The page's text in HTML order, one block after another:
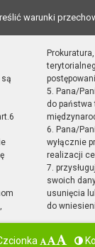
warunki
są
5. Pana/
do
6. Pana/
wyłącznie
realizacji
7.
swoich
usunięcia
do